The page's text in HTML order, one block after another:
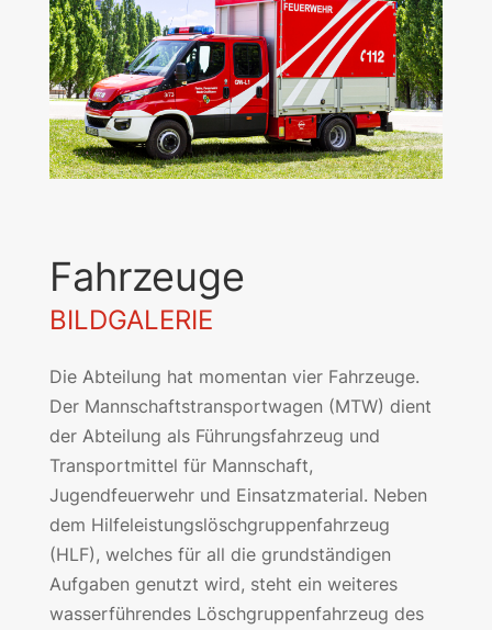
Fahrzeuge
BILDGALERIE
Die Abteilung hat momentan vier Fahrzeuge.
Der Mannschaftstransportwagen (MTW) dient
der Abteilung als Führungsfahrzeug und
Transportmittel für Mannschaft,
Jugendfeuerwehr und Einsatzmaterial. Neben
dem Hilfeleistungslöschgruppenfahrzeug
(HLF), welches für all die grundständigen
Aufgaben genutzt wird, steht ein weiteres
wasserführendes Löschgruppenfahrzeug des